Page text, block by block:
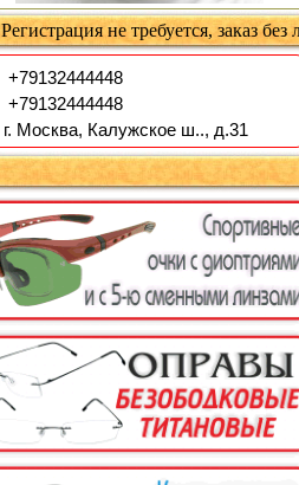
Регистрация не требуется, заказ
+79132444448
+79132444448
г. Москва, Калужское ш.., д.31